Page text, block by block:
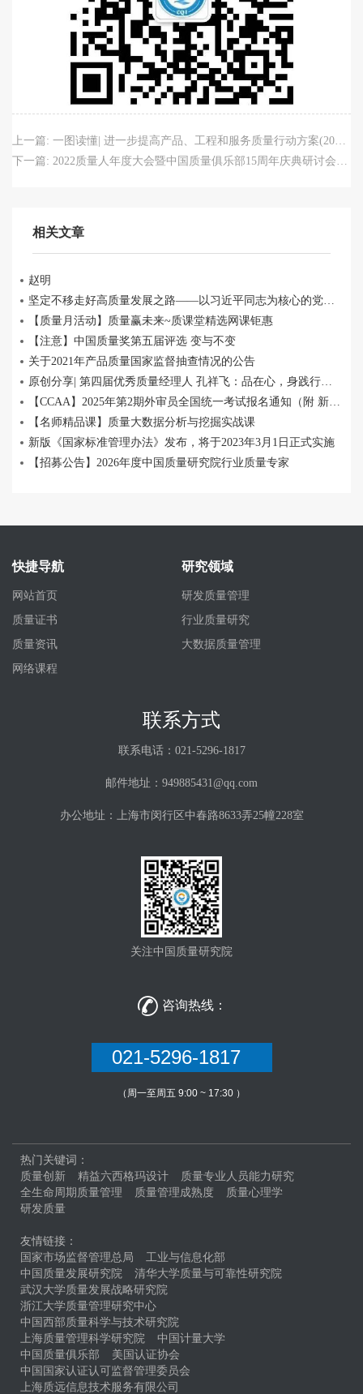
上一篇: 一图读懂| 进一步提高产品、工程和服务质量行动方案(2022-2025年)
下一篇: 2022质量人年度大会暨中国质量俱乐部15周年庆典研讨会，圆满成功！
相关文章
赵明
【质量月活动】质量赢未来~质课堂精选网课钜惠
【注意】中国质量奖第五届评选 变与不变
关于2021年产品质量国家监督抽查情况的公告
【名师精品课】质量大数据分析与挖掘实战课
新版《国家标准管理办法》发布，将于2023年3月1日正式实施
【招募公告】2026年度中国质量研究院行业质量专家
快捷导航
网站首页
质量证书
质量资讯
网络课程
研究领域
研发质量管理
行业质量研究
大数据质量管理
联系方式
联系电话：021-5296-1817
邮件地址：949885431@qq.com
办公地址：上海市闵行区中春路8633弄25幢228室
关注中国质量研究院
 咨询热线：
021-5296-1817
（周一至周五 9:00 ~ 17:30 ）
热门关键词：
质量创新
精益六西格玛设计
质量专业人员能力研究
全生命周期质量管理
质量管理成熟度
质量心理学
研发质量
友情链接：
国家市场监督管理总局
工业与信息化部
中国质量发展研究院
清华大学质量与可靠性研究院
武汉大学质量发展战略研究院
浙江大学质量管理研究中心
中国西部质量科学与技术研究院
上海质量管理科学研究院
中国计量大学
中国质量俱乐部
美国认证协会
中国国家认证认可监督管理委员会
上海质远信息技术服务有限公司